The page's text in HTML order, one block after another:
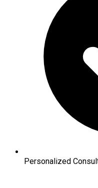
Personalized